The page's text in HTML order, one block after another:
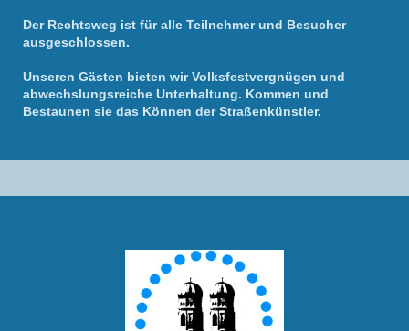
Der Rechtsweg ist für alle Teilnehmer und Besucher
ausgeschlossen.
Unseren Gästen bieten wir Volksfestvergnügen und
abwechslungsreiche Unterhaltung. Kommen und
Bestaunen sie das Können der Straßenkünstler.